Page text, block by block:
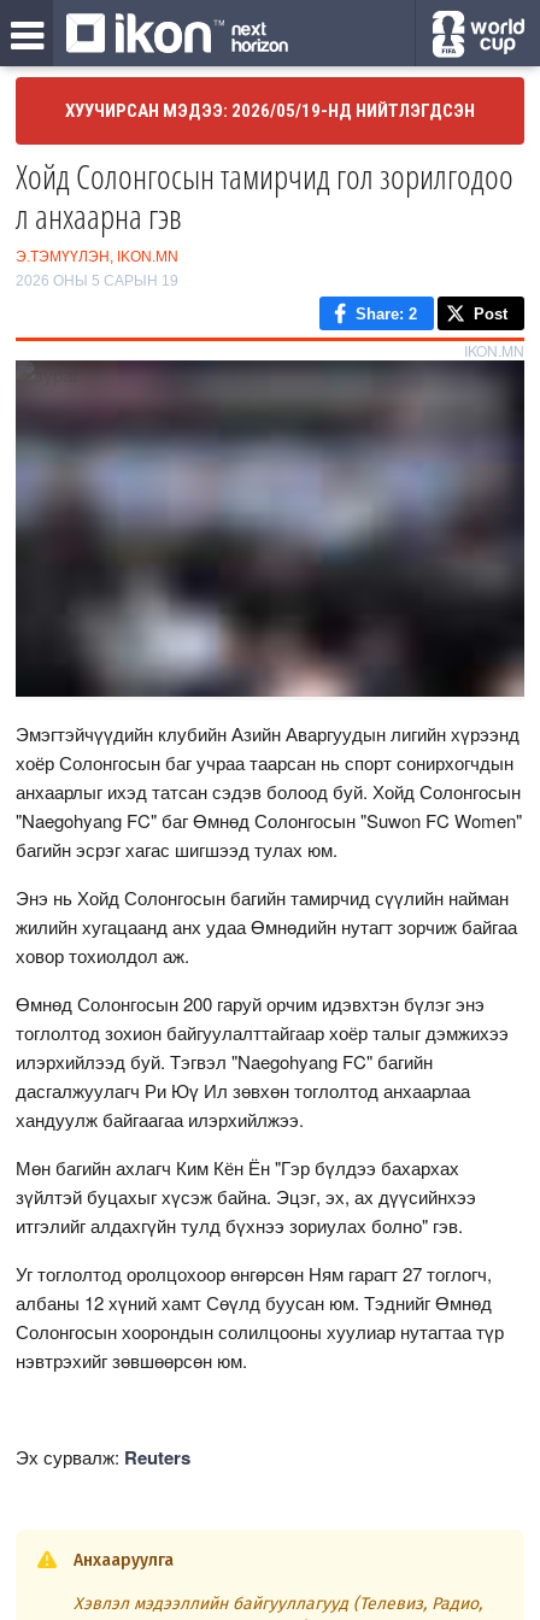
ХУУЧИРСАН МЭДЭЭ: 2026/05/19-НД НИЙТЛЭГДСЭН
Хойд Солонгосын тамирчид гол зорилгодоо
л анхаарна гэв
Э.ТЭМҮҮЛЭН, IKON.MN
2026 ОНЫ 5 САРЫН 19
Share: 2 Post
IKON.MN
Эмэгтэйчүүдийн клубийн Азийн Аваргуудын лигийн хүрээнд
хоёр Солонгосын баг учраа таарсан нь спорт сонирхогчдын
анхаарлыг ихэд татсан сэдэв болоод буй. Хойд Солонгосын
"Naegohyang FC" баг Өмнөд Солонгосын "Suwon FC Women"
багийн эсрэг хагас шигшээд тулах юм.
Энэ нь Хойд Солонгосын багийн тамирчид сүүлийн найман
жилийн хугацаанд анх удаа Өмнөдийн нутагт зорчиж байгаа
ховор тохиолдол аж.
Өмнөд Солонгосын 200 гаруй орчим идэвхтэн бүлэг энэ
тоглолтод зохион байгуулалттайгаар хоёр талыг дэмжихээ
илэрхийлээд буй. Тэгвэл "Naegohyang FC" багийн
дасгалжуулагч Ри Юү Ил зөвхөн тоглолтод анхаарлаа
хандуулж байгаагаа илэрхийлжээ.
Мөн багийн ахлагч Ким Кён Ён "Гэр бүлдээ бахархах
зүйлтэй буцахыг хүсэж байна. Эцэг, эх, ах дүүсийнхээ
итгэлийг алдахгүйн тулд бүхнээ зориулах болно" гэв.
Уг тоглолтод оролцохоор өнгөрсөн Ням гарагт 27 тоглогч,
албаны 12 хүний хамт Сөүлд буусан юм. Тэднийг Өмнөд
Солонгосын хоорондын солилцооны хуулиар нутагтаа түр
нэвтрэхийг зөвшөөрсөн юм.
Эх сурвалж: Reuters
Анхааруулга
Хэвлэл мэдээллийн байгууллагууд (Телевиз, Радио,